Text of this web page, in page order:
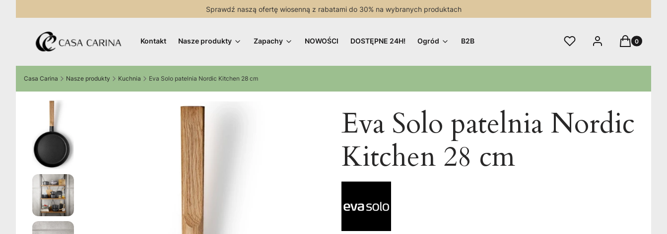
Sprawdź naszą ofertę wiosenną z rabatami do 30% na wybranych produktach
Kontakt Nasze produkty Zapachy NOWOŚCI DOSTĘPNE 24H! Ogród B2B Ulubione Zaloguj sięProdukty w
Koszyk
Casa Carina Nasze produkty Kuchnia Eva Solo patelnia Nordic Kitchen 28 cm
Eva Solo patelnia Nordic
Kitchen 28 cm